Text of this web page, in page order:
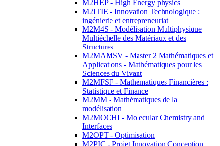
M2HEP - High Energy physics
M2ITIE - Innovation Technologique :
ingénierie et entrepreneuriat
M2M4S - Modélisation Multiphysique
Multiéchelle des Matériaux et des
Structures
M2MAMSV - Master 2 Mathématiques et
Applications - Mathématiques pour les
Sciences du Vivant
M2MFSF - Mathématiques Financières :
Statistique et Finance
M2MM - Mathématiques de la
modélisation
M2MOCHI - Molecular Chemistry and
Interfaces
M2OPT - Optimisation
M2PIC - Projet Innovation Conception